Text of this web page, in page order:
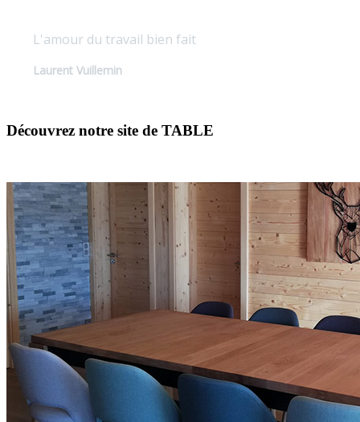
L'amour du travail bien fait
Laurent Vuillemin
Découvrez notre site de TABLE